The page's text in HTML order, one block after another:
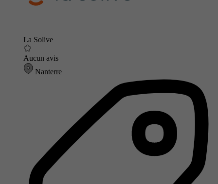
La Solive
Aucun avis
Nanterre